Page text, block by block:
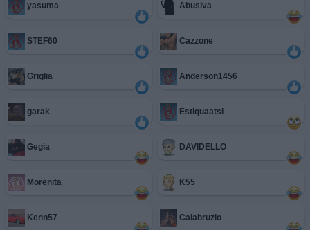
yasuma Abusiva
STEF60 Cazzone
Griglia Anderson1456
garak Estiquaatsi
Gegia DAVIDELLO
Morenita K55
Kenn57 Calabruzio